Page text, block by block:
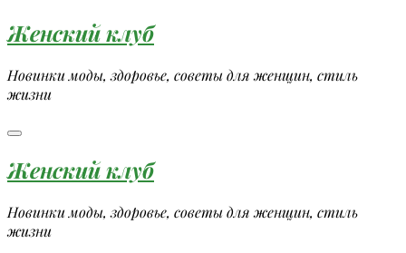
Перейти
к
содержимому
Женский клуб
Новинки моды, здоровье, советы для женщин, стиль
жизни
Женский клуб
Новинки моды, здоровье, советы для женщин, стиль
жизни